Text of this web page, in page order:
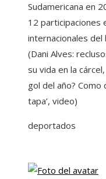
Sudamericana en
12 participaciones
internacionales
(Dani Alves:
su vida en la
gol del año? Como
tapa’, video)
deportados